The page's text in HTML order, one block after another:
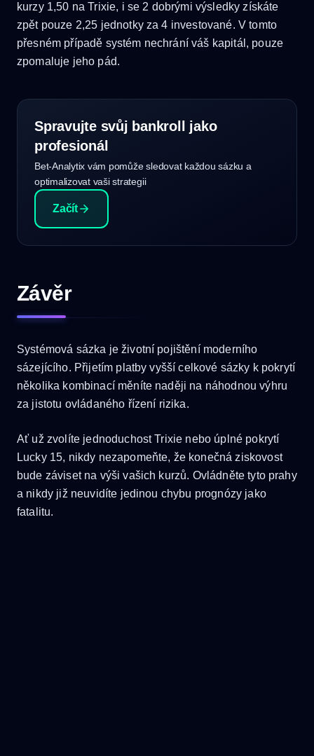
kurzy 1,50 na Trixie, i se 2 dobrými výsledky získáte
zpět pouze 2,25 jednotky za 4 investované. V tomto
přesném případě systém nechrání váš kapitál, pouze
zpomaluje jeho pád.
Spravujte svůj bankroll jako
profesionál
Bet-Analytix vám pomůže sledovat každou sázku a
optimalizovat vaši strategii
Začít
Závěr
Systémová sázka je životní pojištění moderního
sázejícího. Přijetím platby vyšší celkové sázky k pokrytí
několika kombinací měníte naději na náhodnou výhru
za jistotu ovládaného řízení rizika.
Ať už zvolíte jednoduchost Trixie nebo úplné pokrytí
Lucky 15, nikdy nezapomeňte, že konečná ziskovost
bude záviset na výši vašich kurzů. Ovládněte tyto prahy
a nikdy již neuvidíte jedinou chybu prognózy jako
fatalitu.